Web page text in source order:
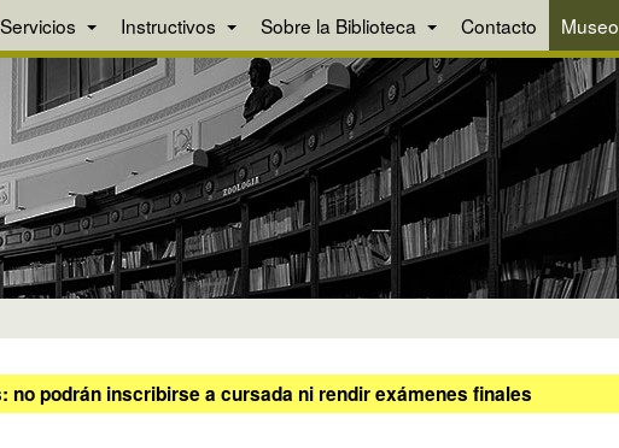
Servicios Instructivos Sobre la Biblioteca Contacto Museo
podrán inscribirse a cursada ni rendir exámenes finales